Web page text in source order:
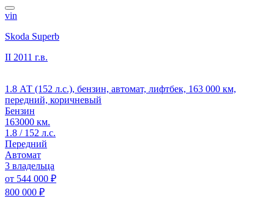
vin
Skoda Superb
II 2011 г.в.
1.8 АТ (152 л.с.), бензин, автомат, лифтбек, 163 000 км,
передний, коричневый
Бензин
163000 км.
1.8 / 152 л.с.
Передний
Автомат
3 владельца
от 544 000 ₽
800 000 ₽